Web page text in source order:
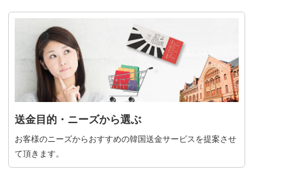
送金目的・ニーズから選ぶ
お客様のニーズからおすすめの韓国送金サービスを提案させ
て頂きます。